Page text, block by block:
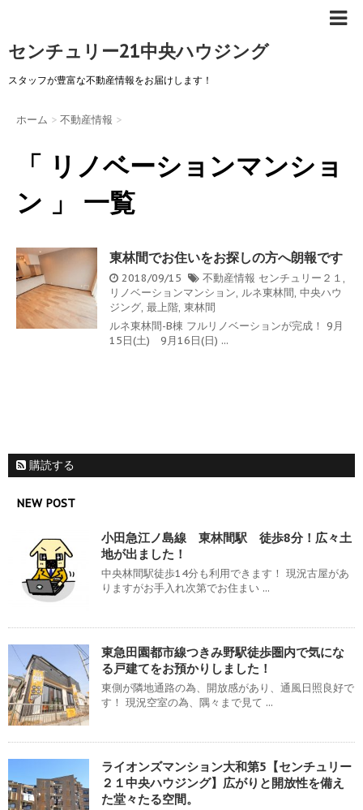
センチュリー21中央ハウジング
スタッフが豊富な不動産情報をお届けします！
ホーム > 不動産情報 >
「 リノベーションマンショ
ン 」 一覧
東林間でお住いをお探しの方へ朗報です
2018/09/15 不動産情報 センチュリー２１ ,
リノベーションマンション, ルネ東林間, 中央ハウ
ジング, 最上階, 東林間
ルネ東林間-B棟 フルリノベーションが完成！ 9月
15日(土) 9月16日(日) ...
購読する
NEW POST
小田急江ノ島線 東林間駅 徒歩8分！広々土
地が出ました！
中央林間駅徒歩14分も利用できます！ 現況古屋があ
りますがお手入れ次第でお住まい ...
東急田園都市線つきみ野駅徒歩圏内で気にな
る戸建てをお預かりしました！
東側が隣地通路の為、開放感があり、通風日照良好で
す！ 現況空室の為、隅々まで見て ...
ライオンズマンション大和第5【センチュリー
２１中央ハウジング】広がりと開放性を備え
た堂々たる空間。